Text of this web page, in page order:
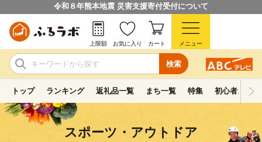
令和８年熊本地震 災害支援寄付受付について
検索
上限額 お気に入り カート メニュー
トップ ランキング 返礼品一覧 まち一覧 特集 初心者ガイド
スポーツ・アウトドア